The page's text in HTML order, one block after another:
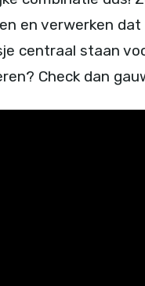
en verwerken
centraal staan
Check dan